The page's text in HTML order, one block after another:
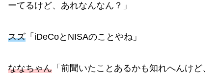
ーてるけど、あれなんなん？」
スズ 「iDeCoとNISAのことやね」
ななちゃん 「前聞いたことあるかも知れへんけど、